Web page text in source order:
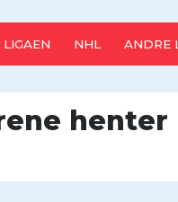
NHL ANDRE
henter